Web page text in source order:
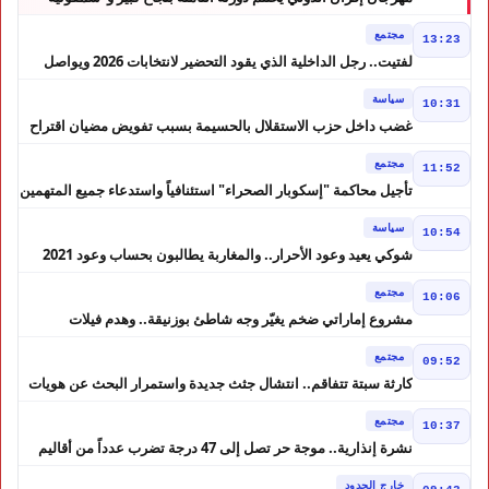
13:23 مجتمع
لفتيت.. رجل الداخلية الذي يقود التحضير لانتخابات 2026 ويواصل
10:31 سياسة
غضب داخل حزب الاستقلال بالحسيمة بسبب تفويض مضيان اقتراح
11:52 مجتمع
تأجيل محاكمة "إسكوبار الصحراء" استئنافياً واستدعاء جميع المتهمين
10:54 سياسة
شوكي يعيد وعود الأحرار.. والمغاربة يطالبون بحساب وعود 2021
10:06 مجتمع
مشروع إماراتي ضخم يغيّر وجه شاطئ بوزنيقة.. وهدم فيلات
09:52 مجتمع
كارثة سبتة تتفاقم.. انتشال جثث جديدة واستمرار البحث عن هويات
10:37 مجتمع
نشرة إنذارية.. موجة حر تصل إلى 47 درجة تضرب عدداً من أقاليم
خارج الحدود